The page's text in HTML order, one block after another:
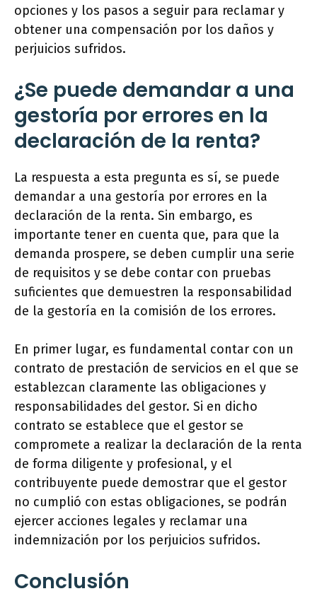
opciones y los pasos a seguir para reclamar y
obtener una compensación por los daños y
perjuicios sufridos.
¿Se puede demandar a una
gestoría por errores en la
declaración de la renta?
La respuesta a esta pregunta es sí, se puede
demandar a una gestoría por errores en la
declaración de la renta. Sin embargo, es
importante tener en cuenta que, para que la
demanda prospere, se deben cumplir una serie
de requisitos y se debe contar con pruebas
suficientes que demuestren la responsabilidad
de la gestoría en la comisión de los errores.
En primer lugar, es fundamental contar con un
contrato de prestación de servicios en el que se
establezcan claramente las obligaciones y
responsabilidades del gestor. Si en dicho
contrato se establece que el gestor se
compromete a realizar la declaración de la renta
de forma diligente y profesional, y el
contribuyente puede demostrar que el gestor
no cumplió con estas obligaciones, se podrán
ejercer acciones legales y reclamar una
indemnización por los perjuicios sufridos.
Conclusión